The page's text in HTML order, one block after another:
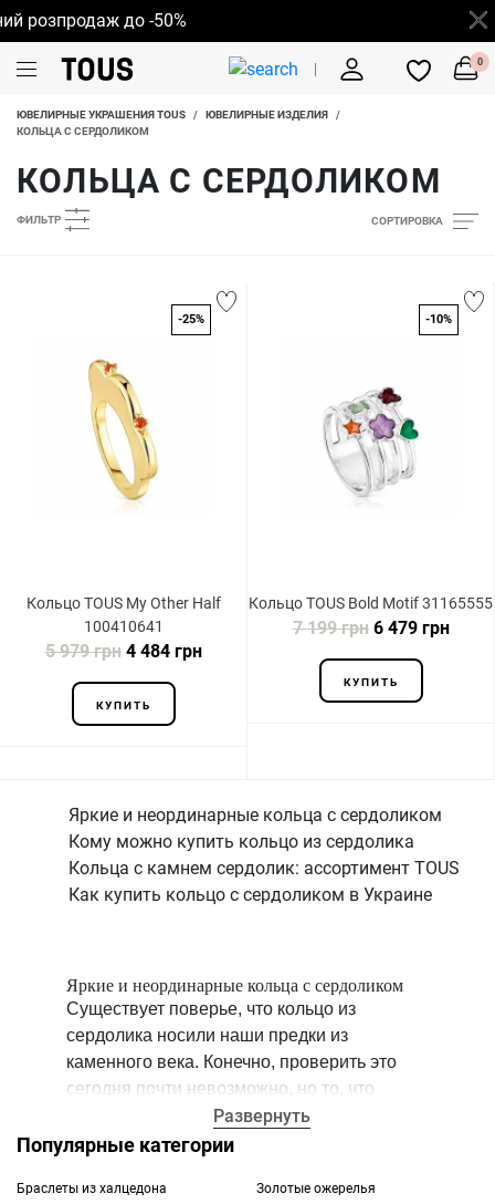
розпродаж до -50%
0
ЮВЕЛИРНЫЕ УКРАШЕНИЯ TOUS / ЮВЕЛИРНЫЕ ИЗДЕЛИЯ
/
КОЛЬЦА С СЕРДОЛИКОМ
КОЛЬЦА С СЕРДОЛИКОМ
СОРТИРОВКА
ФИЛЬТР
-25%
Кольцо TOUS My Other Half
100410641
5 979 грн4 484 грн
КУПИТЬ
-10%
Кольцо TOUS Bold Motif 31165555
7 199 грн6 479 грн
КУПИТЬ
Яркие и неординарные кольца с сердоликом
Кому можно купить кольцо из сердолика
Кольца с камнем сердолик: ассортимент TOUS
Как купить кольцо с сердоликом в Украине
Яркие и неординарные кольца с сердоликом
Существует поверье, что кольцо из
сердолика носили наши предки из
каменного века. Конечно, проверить это
сегодня почти невозможно, но то, что
данный минерал уже многие столетия
используется в ювелирном деле разных
Развернуть
Популярные категории
Браслеты из халцедона
Золотые ожерелья